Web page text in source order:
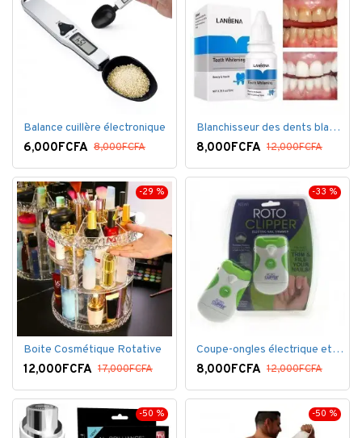
Balance cuillère électronique
6,000FCFA 8,000FCFA
Blanchisseur des dents blanc éblouissant
8,000FCFA 12,000FCFA
-29 %
Boite Cosmétique Rotative
12,000FCFA 17,000FCFA
-33 %
Coupe-ongles électrique et lime électrique
8,000FCFA 12,000FCFA
-50 % -50 %